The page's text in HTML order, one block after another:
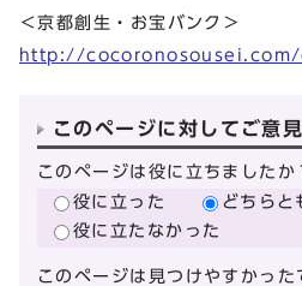
＜京都創生・お宝バンク＞
http://cocoronosousei.com/
このページに対してご意
このページは役に立ちましたか
役に立った
どちらと
役に立たなかった
このページは見つけやすかった